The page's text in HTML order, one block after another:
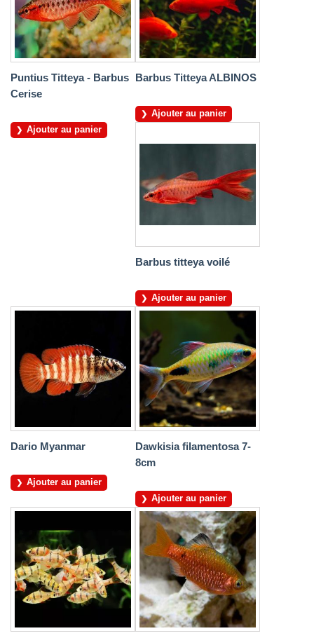
Puntius Titteya - Barbus
Cerise
Ajouter au panier
Barbus Titteya ALBINOS
Ajouter au panier
Barbus titteya voilé
Ajouter au panier
Dario Myanmar
Ajouter au panier
Dawkisia filamentosa 7-
8cm
Ajouter au panier